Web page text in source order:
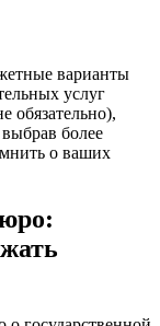
варианты
услуг
обязательно),
более
о ваших